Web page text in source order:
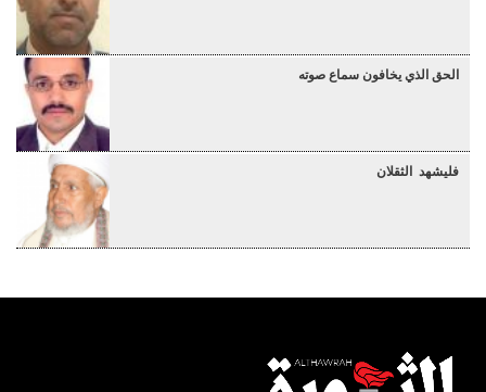
الحق الذي يخافون سماع صوته
فليشهد الثقلان